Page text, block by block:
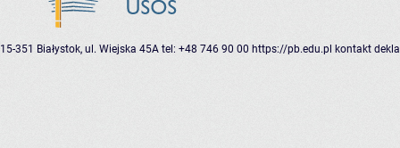
15-351 Białystok, ul. Wiejska 45A tel: +48 746 90 00 https://pb.edu.pl kontakt